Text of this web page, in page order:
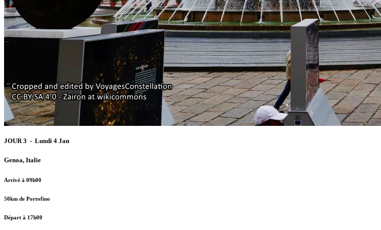
JOUR 3 - Lundi 4 Jan
Genoa, Italie
Arrivé à 09h00
50km de Portofino
Départ à 17h00